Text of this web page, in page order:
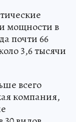
мощности в
почти 66
3,6 тысячи
всего
компания,